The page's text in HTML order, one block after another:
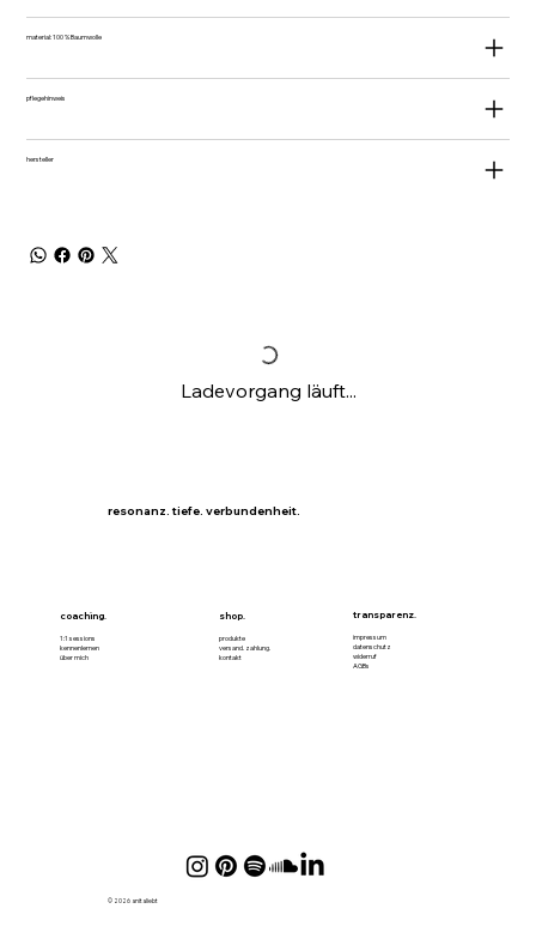
material: 100 % Baumwolle
pflegehinweis
hersteller
Ladevorgang läuft...
resonanz. tiefe. verbundenheit.
coaching.
1:1 sessions
kennenlernen
über mich
shop.
produkte
versand. zahlung.
kontakt
transparenz.
impressum
datenschutz
widerruf
AGBs
© 2026 anitaliebt